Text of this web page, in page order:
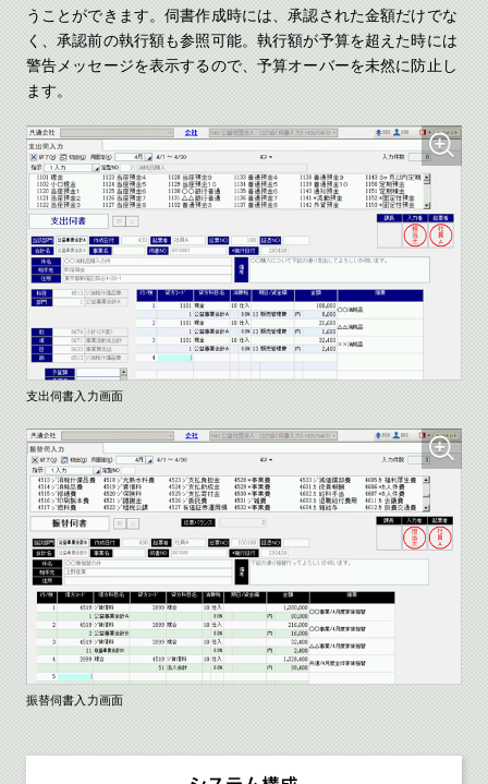
うことができます。伺書作成時には、承認された金額だけでな
く、承認前の執行額も参照可能。執行額が予算を超えた時には
警告メッセージを表示するので、予算オーバーを未然に防止し
ます。
支出伺書入力画面
振替伺書入力画面